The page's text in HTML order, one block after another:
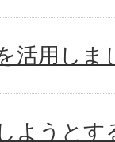
活用しま
ようとす